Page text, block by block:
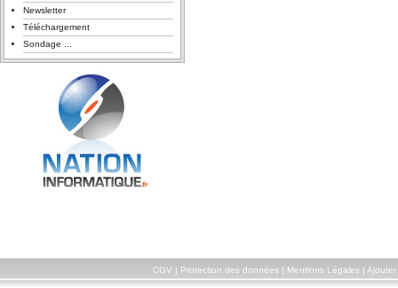
Newsletter
Téléchargement
Sondage ...
CGV Protection des données| Mentions Légales| Ajouter